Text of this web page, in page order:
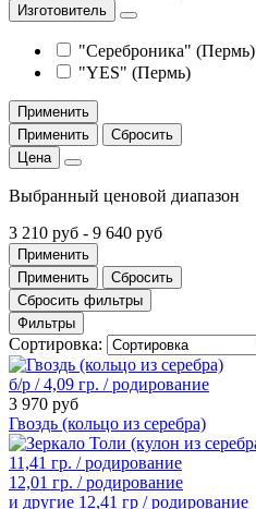
Изготовитель
"Сереброника" (Пермь)
"YES" (Пермь)
Применить
Применить
Сбросить
Цена
Выбранный ценовой диапазон
3 210 руб - 9 640 руб
Применить
Применить
Сбросить
Сбросить фильтры
Фильтры
Сортировка:
б/р / 4,09 гр. / родирование
3 970 руб
Гвоздь (кольцо из серебра)
11,41 гр. / родирование
12,01 гр. / родирование
и другие 12,41 гр / родирование